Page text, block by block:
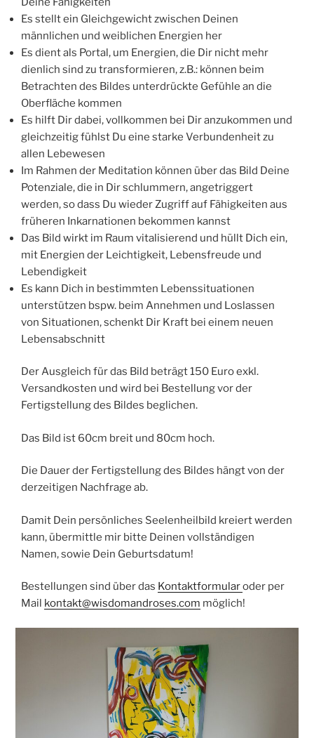
Es stellt ein Gleichgewicht zwischen Deinen
männlichen und weiblichen Energien her
Es dient als Portal, um Energien, die Dir nicht mehr
dienlich sind zu transformieren, z.B.: können beim
Betrachten des Bildes unterdrückte Gefühle an die
Oberfläche kommen
Es hilft Dir dabei, vollkommen bei Dir anzukommen und
gleichzeitig fühlst Du eine starke Verbundenheit zu
allen Lebewesen
Im Rahmen der Meditation können über das Bild Deine
Potenziale, die in Dir schlummern, angetriggert
werden, so dass Du wieder Zugriff auf Fähigkeiten aus
früheren Inkarnationen bekommen kannst
Das Bild wirkt im Raum vitalisierend und hüllt Dich ein,
mit Energien der Leichtigkeit, Lebensfreude und
Lebendigkeit
Es kann Dich in bestimmten Lebenssituationen
unterstützen bspw. beim Annehmen und Loslassen
von Situationen, schenkt Dir Kraft bei einem neuen
Lebensabschnitt
Der Ausgleich für das Bild beträgt 150 Euro exkl.
Versandkosten und wird bei Bestellung vor der
Fertigstellung des Bildes beglichen.
Das Bild ist 60cm breit und 80cm hoch.
Die Dauer der Fertigstellung des Bildes hängt von der
derzeitigen Nachfrage ab.
Damit Dein persönliches Seelenheilbild kreiert werden
kann, übermittle mir bitte Deinen vollständigen
Namen, sowie Dein Geburtsdatum!
Bestellungen sind über das Kontaktformularoder per
Mail kontakt@wisdomandroses.com möglich!